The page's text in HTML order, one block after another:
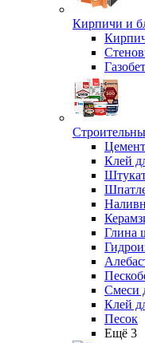
Кирпичи и
Цемент
Клей
Глина
Смеси
Клей
Песок
Ещё 3